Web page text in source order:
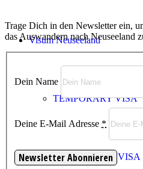
Visum Neuseeland
TEMPORARY VISA
VISITOR VISA
Trage Dich in den Newsletter ein,
das Auswandern nach Neuseeland
Dein Name
Deine E-Mail Adresse *